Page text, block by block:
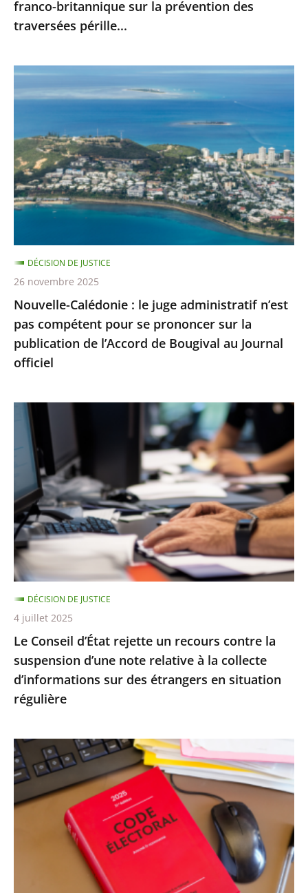
franco-
britannique
la
prévention
des
pérille...
franco-britannique sur la prévention des
traversées pérille...
Nouvelle-
Calédonie
juge
administratif
n’est
pas
pour
se
prononcer
sur
la
publication
de
de
Bougival
Journal
officiel
Nouvelle-Calédonie : le juge administratif n’est
pas compétent pour se prononcer sur la
publication de l’Accord de Bougival au Journal
officiel
DÉCISION DE JUSTICE
26 novembre 2025
Conseil
d’État
rejette
un
recours
contre
la
suspension
d’une
note
relative
à
la
collecte
d’informations
des
étrangers
en
situation
Le Conseil d’État rejette un recours contre la
suspension d’une note relative à la collecte
d’informations sur des étrangers en situation
régulière
DÉCISION DE JUSTICE
4 juillet 2025
Le
Conseil
d’État
confirme